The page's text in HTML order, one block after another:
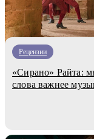
Рецензии
«Сирано» Райта:
слова важнее